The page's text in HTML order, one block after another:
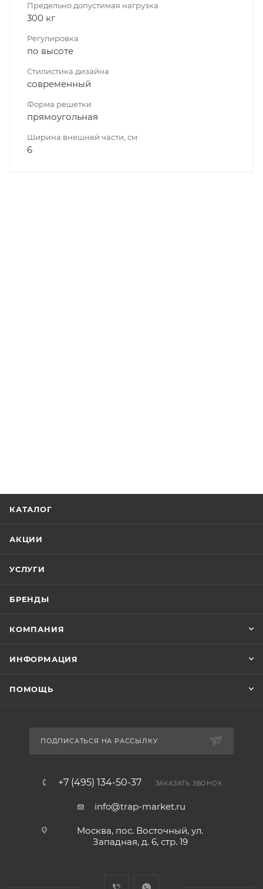
Предельно допустимая нагрузка
300 кг
Регулировка
по высоте
Стилистика дизайна
современный
Форма решетки
прямоугольная
Ширина внешней части, см
6
КАТАЛОГ
АКЦИИ
УСЛУГИ
БРЕНДЫ
КОМПАНИЯ
ИНФОРМАЦИЯ
ПОМОЩЬ
ПОДПИСАТЬСЯ НА РАССЫЛКУ
+7 (495) 134-50-37 ЗАКАЗАТЬ ЗВОНОК
info@trap-market.ru
Москва, пос. Восточный, ул.
Западная, д. 6, стр. 19